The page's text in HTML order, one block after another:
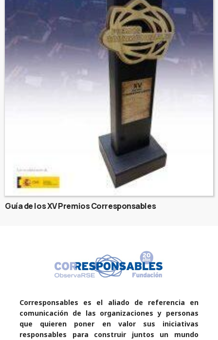
Guía de los XV Premios Corresponsables
Corresponsables es el aliado de referencia en
comunicación de las organizaciones y personas
que quieren poner en valor sus iniciativas
responsables para construir juntos un mundo